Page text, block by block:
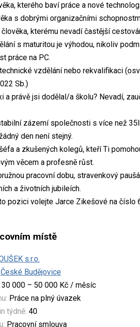
kterého baví práce a nové
s dobrými organizačními
kterému nevadí častější
s maturitou je výhodou, nikoliv
práce na PC.
vzdělání nebo rekvalifikaci
Sb.)
a právě jsi dodělal/a školu? Nevadí,
zázemí společnosti s více než
den není stejný.
a zkušených kolegů, kteří Ti
věcem a profesně růst.
pracovní dobu, stravenkový
a životních jubileích.
pozici volejte Jarce Zikešové na číslo
místě
s.r.o.
České Budějovice
30 000 – 50 000 Kč / měsíc
Práce na plný úvazek
týdně: 40
Pracovní smlouva